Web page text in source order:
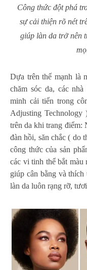
Công thức đột phá
sự cải thiện rõ nét
giúp làn da trở nên
Dựa trên thế mạnh là
chăm sóc da, các
minh cải tiến trong
Adjusting
trên da khi trang điểm:
đàn hồi, săn chắc ( do
công thức của sản
các vi tinh thể bắt màu
giúp cân bằng và
làn da luôn rạng rỡ,